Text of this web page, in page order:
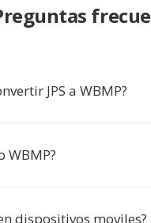
JPS a WBMP?
WBMP?
dispositivos moviles?